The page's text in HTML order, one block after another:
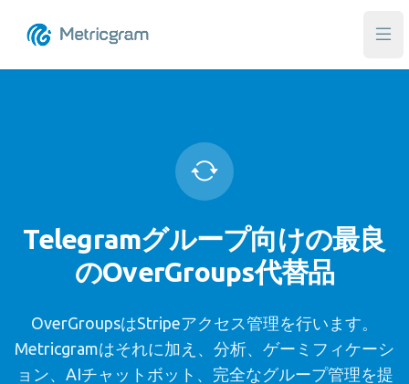
メ
Telegramグループ向けの最良
のOverGroups代替品
OverGroupsはStripeアクセス管理を行います。
Metricgramはそれに加え、分析、ゲーミフィケーシ
ョン、AIチャットボット、完全なグループ管理を提